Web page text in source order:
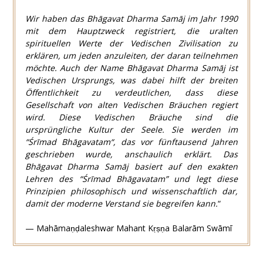
Wir haben das Bhāgavat Dharma Samājim Jahr 1990
mit dem Hauptzweck registriert, die uralten
spirituellen Werte der Vedischen Zivilisation zu
erklären, um jeden anzuleiten, der daran teilnehmen
möchte. Auch der Name Bhāgavat Dharma Samāj ist
Vedischen Ursprungs, was dabei hilft der breiten
Öffentlichkeit zu verdeutlichen, dass diese
Gesellschaft von alten Vedischen Bräuchen regiert
wird. Diese Vedischen Bräuche sind die
ursprüngliche Kultur der Seele. Sie werden im
“Śrīmad Bhāgavatam“, das vor fünftausend Jahren
geschrieben wurde, anschaulich erklärt. Das
Bhāgavat Dharma Samāj basiert auf den exakten
Lehren des “Śrīmad Bhāgavatam” und legt diese
Prinzipien philosophisch und wissenschaftlich dar,
damit der moderne Verstand sie begreifen kann.“
— Mahāmaṇḍaleshwar Mahant Kṛṣṇa Balarām Swāmī